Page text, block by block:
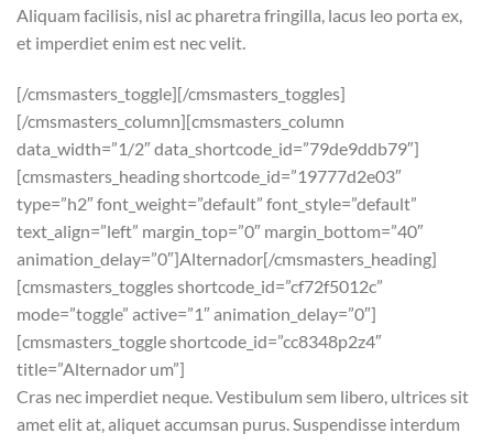
Aliquam facilisis, nisl ac pharetra fringilla, lacus leo porta ex,
et imperdiet enim est nec velit.
[/cmsmasters_toggle][/cmsmasters_toggles]
[/cmsmasters_column][cmsmasters_column
data_width=”1/2″ data_shortcode_id=”79de9ddb79″]
[cmsmasters_heading shortcode_id=”19777d2e03″
type=”h2″ font_weight=”default” font_style=”default”
text_align=”left” margin_top=”0″ margin_bottom=”40″
animation_delay=”0″]Alternador[/cmsmasters_heading]
[cmsmasters_toggles shortcode_id=”cf72f5012c”
mode=”toggle” active=”1″ animation_delay=”0″]
[cmsmasters_toggle shortcode_id=”cc8348p2z4″
title=”Alternador um”]
Cras nec imperdiet neque. Vestibulum sem libero, ultrices sit
amet elit at, aliquet accumsan purus. Suspendisse interdum